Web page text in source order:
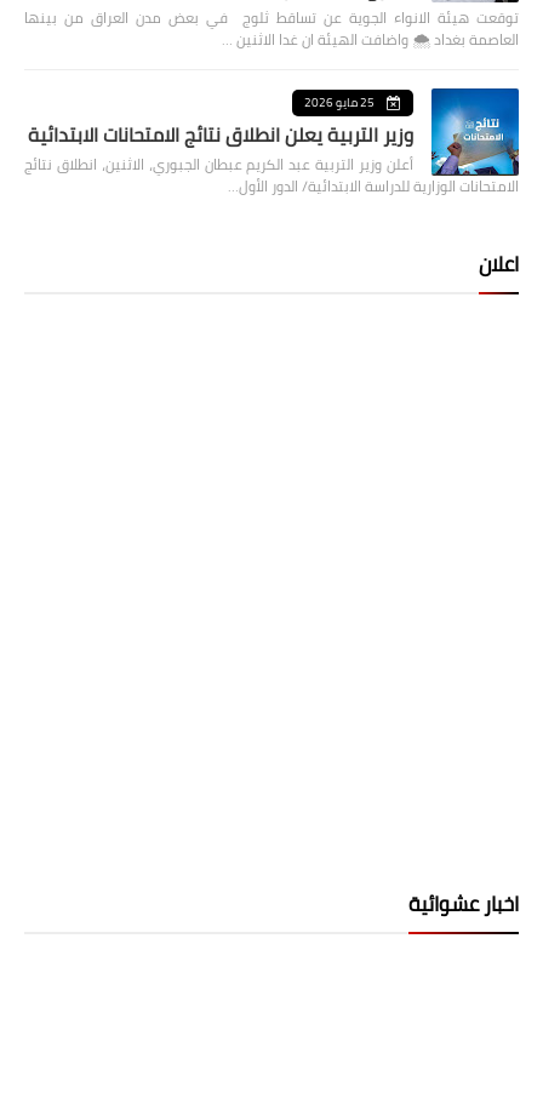
توقعت هيئة الانواء الجوية عن تساقط ثلوج في بعض مدن العراق من بينها
العاصمة بغداد ⁦🌨️⁩ واضافت الهيئة ان غدا الاثنين …
25 مايو 2026
وزير التربية يعلن انطلاق نتائج الامتحانات الابتدائية
أعلن وزير التربية عبد الكريم عبطان الجبوري، الاثنين، انطلاق نتائج
الامتحانات الوزارية للدراسة الابتدائية/ الدور الأول…
اعلان
اخبار عشوائية